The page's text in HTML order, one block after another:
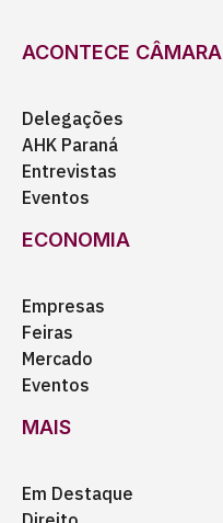
ACONTECE CÂMARA
Delegações
AHK Paraná
Entrevistas
Eventos
ECONOMIA
Empresas
Feiras
Mercado
Eventos
MAIS
Em Destaque